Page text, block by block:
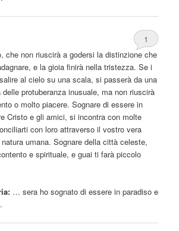
1
che non riuscirà a godersi la distinzione che
e la gioia finirà nella tristezza. Se i
al cielo su una scala, si passeràda una
protuberanza inusuale, ma non riuscirà
o molto piacere. Sognare diessere in
Cristo e gli amici, si incontra con molte
con loro attraverso il vostro vera
umana. Sognare della città celeste,
e spirituale, e guai ti farà piccolo
… sera ho sognato diessere in paradiso e